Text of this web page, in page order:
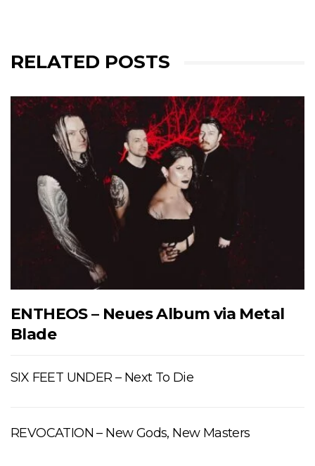
RELATED POSTS
ENTHEOS – Neues Album via Metal
Blade
SIX FEET UNDER – Next To Die
REVOCATION – New Gods, New Masters